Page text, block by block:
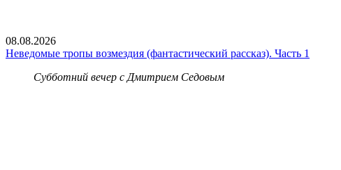
08.08.2026
Неведомые тропы возмездия (фантастический рассказ). Часть 1
Субботний вечер с Дмитрием Седовым